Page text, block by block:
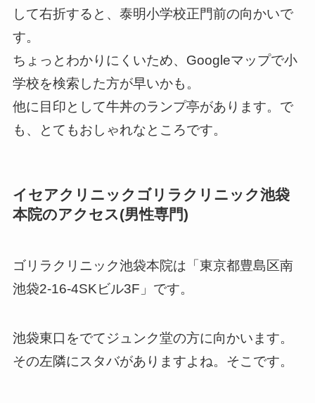
して右折すると、泰明小学校正門前の向かいで
す。
ちょっとわかりにくいため、Googleマップで小
学校を検索した方が早いかも。
他に目印として牛丼のランプ亭があります。で
も、とてもおしゃれなところです。
イセアクリニックゴリラクリニック池袋
本院のアクセス(男性専門)
ゴリラクリニック池袋本院は「東京都豊島区南
池袋2-16-4SKビル3F」です。
池袋東口をでてジュンク堂の方に向かいます。
その左隣にスタバがありますよね。そこです。